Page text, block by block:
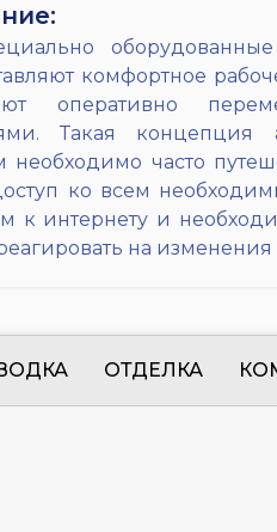
комфортное
оперативно
Такая концепция
необходимо часто
ко всем
к интернету и
на
ОТДЕЛКА